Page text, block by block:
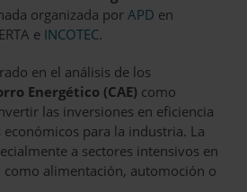
organizada por APD en
e INCOTEC.
en el análisis de los
Energético (CAE) como
las inversiones en eficiencia
económicos para la industria. La
a sectores intensivos en
como alimentación, automoción o